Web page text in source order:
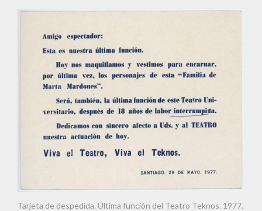
Tarjeta de despedida. Última función del Teatro Teknos. 1977.